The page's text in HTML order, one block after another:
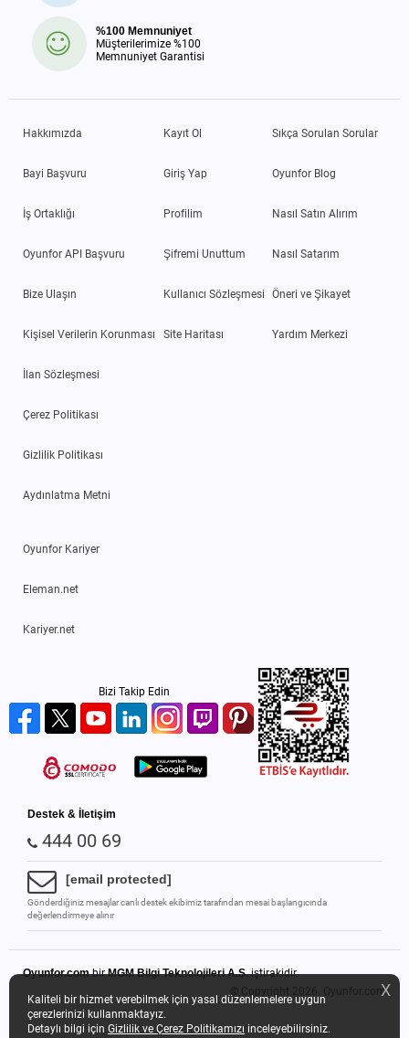
X
Kaliteli bir hizmet verebilmek için yasal düzenlemelere uygun
çerezlerinizi kullanmaktayız.
Detaylı bilgi için Gizlilik ve Çerez Politikamızı inceleyebilirsiniz.
%100 Memnuniyet
Müşterilerimize %100
Memnuniyet Garantisi
Hakkımızda
Bayi Başvuru
İş Ortaklığı
Oyunfor API Başvuru
Bize Ulaşın
Kişisel Verilerin Korunması
İlan Sözleşmesi
Çerez Politikası
Gizlilik Politikası
Aydınlatma Metni
Kayıt Ol
Giriş Yap
Profilim
Şifremi Unuttum
Kullanıcı Sözleşmesi
Site Haritası
Sıkça Sorulan Sorular
Oyunfor Blog
Nasıl Satın Alırım
Nasıl Satarım
Öneri ve Şikayet
Yardım Merkezi
Oyunfor Kariyer
Eleman.net
Kariyer.net
Bizi Takip Edin
Destek & İletişim
444 00 69
[email protected]
Gönderdiğiniz mesajlar canlı destek ekibimiz tarafından mesai başlangıcında
değerlendirmeye alınır
Oyunfor.combirMGM Bilgi Teknolojileri A.Ş.iştirakidir.
© Copyright 2026.
Oyunfor.com